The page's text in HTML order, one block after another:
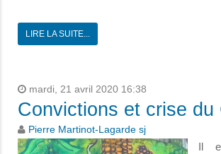
LIRE LA SUITE...
mardi, 21 avril 2020 16:38
Convictions et crise du
Pierre Martinot-Lagarde sj
Il